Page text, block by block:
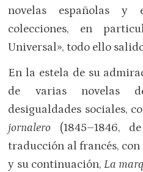
novelas españolas y
colecciones, en
Universal», todo ello
En la estela de su
de varias novelas
desigualdades sociales,
jornalero (1845–1846,
traducción al francés,
y su continuación,La